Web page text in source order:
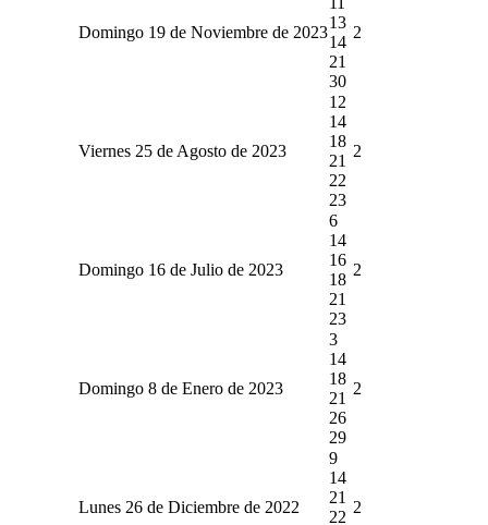
Domingo 19 de Noviembre de 2023
13
14
21
30
2
Viernes 25 de Agosto de 2023
12
14
18
21
22
23
2
Domingo 16 de Julio de 2023
6
14
16
18
21
23
2
Domingo 8 de Enero de 2023
3
14
18
21
26
29
2
Lunes 26 de Diciembre de 2022
9
14
21
22
2